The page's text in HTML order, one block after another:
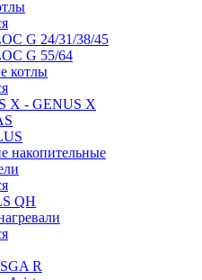
G 24/31/38/45
G 55/64
котлы
X - GENUS X
накопительные
QH
R